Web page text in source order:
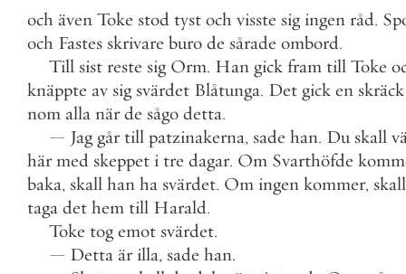
och även Toke stod tyst och visste sig ingen råd.
och Fastes skrivare buro de sårade ombord.
Till sist reste sig Orm. Han gick fram till Toke
knäppte av sig svärdet Blåtunga. Det gick en skräck
nom alla när de sågo detta.
— Jag går till patzinakerna, sade han. Du skall
här med skeppet i tre dagar. Om Svarthöfde
baka, skall han ha svärdet. Om ingen kommer, skall
taga det hem till Harald.
Toke tog emot svärdet.
— Detta är illa, sade han.